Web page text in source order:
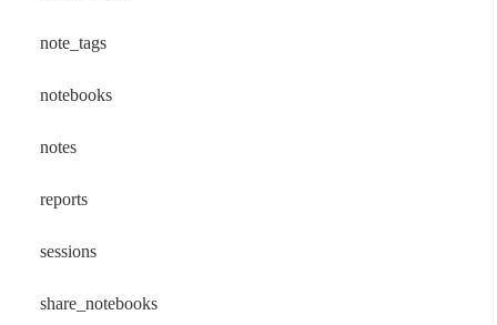
note_tags
notebooks
notes
reports
sessions
share_notebooks